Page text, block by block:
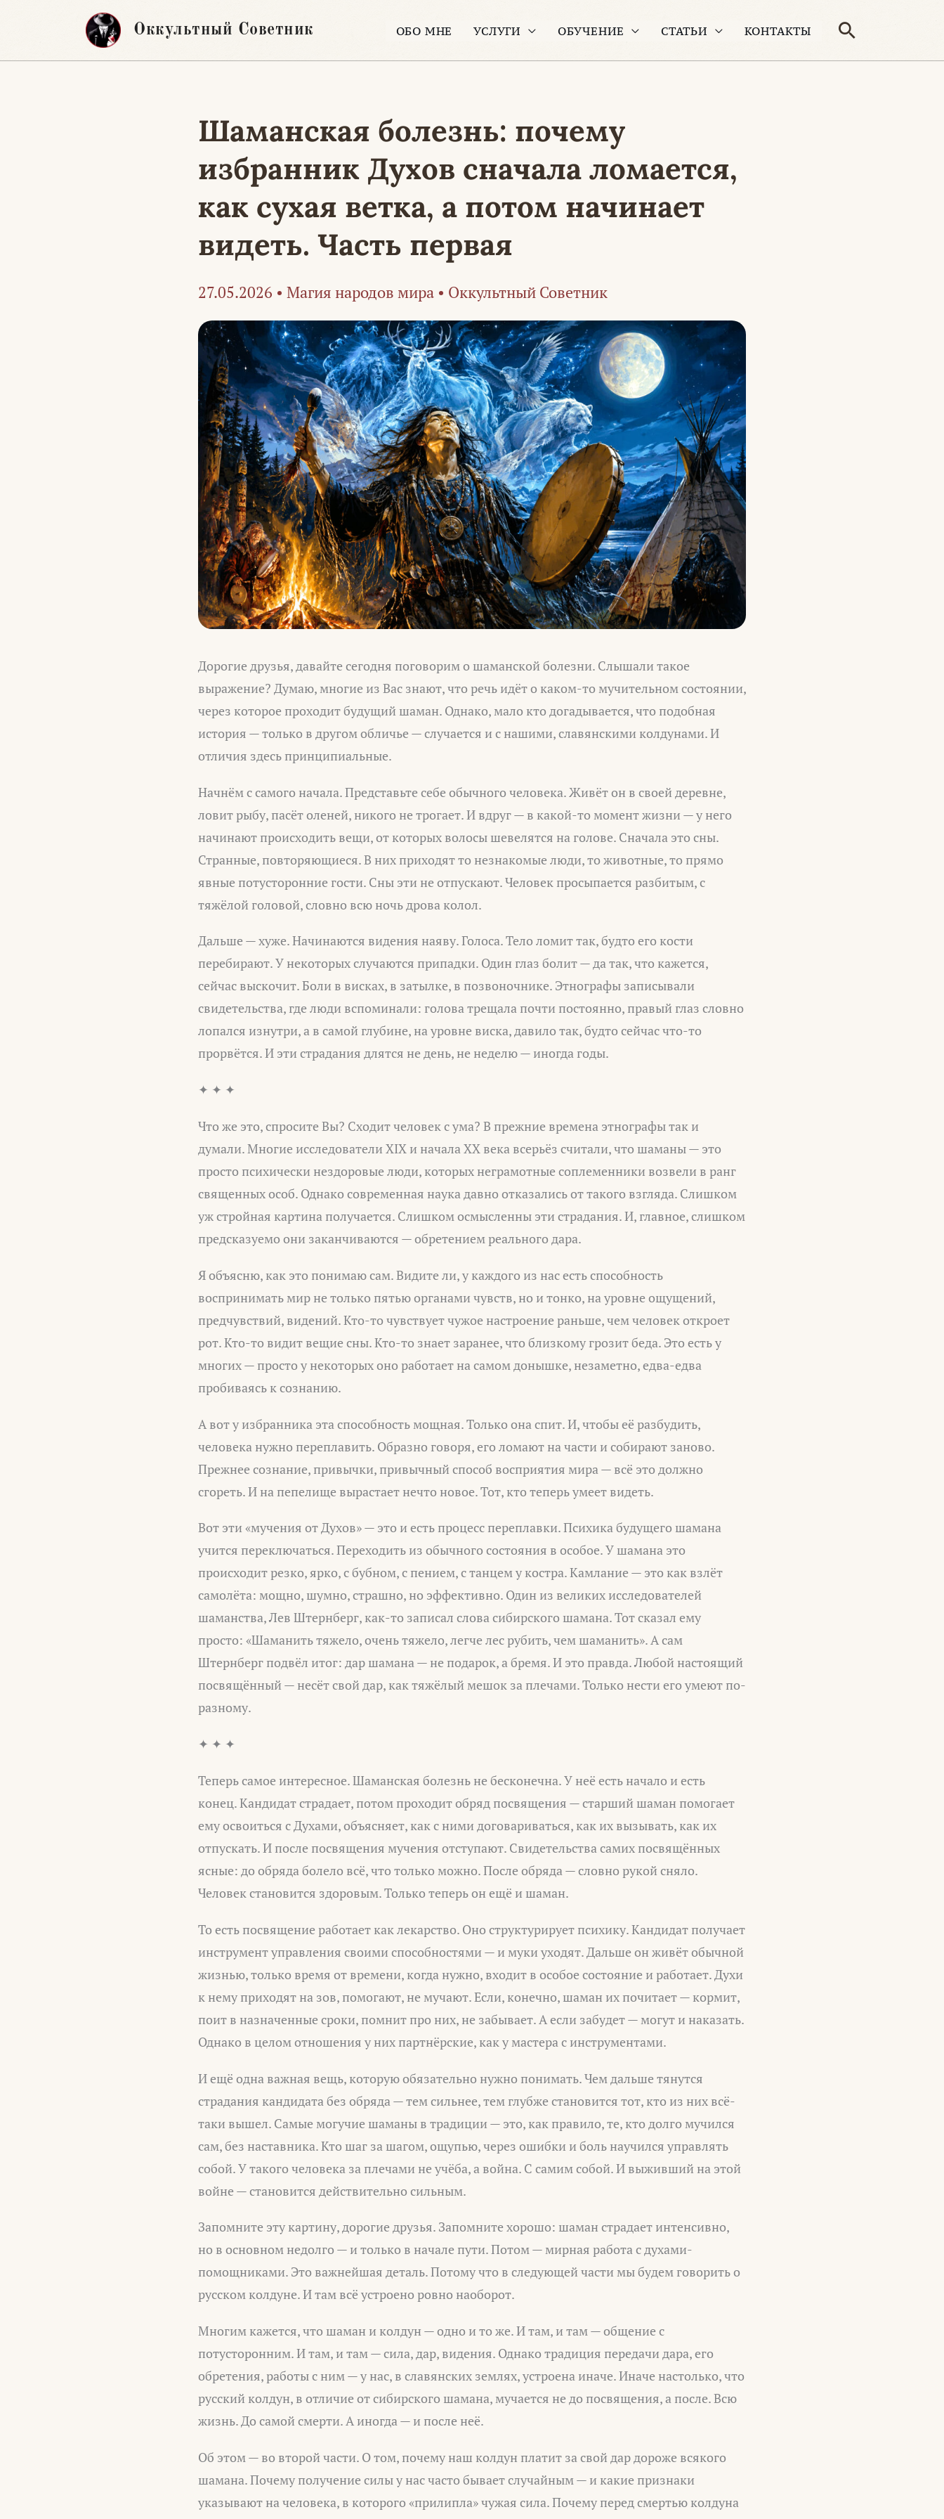
Оккультный Советник ОБО МНЕ УСЛУГИ ОБУЧЕНИЕ СТАТЬИ КОНТАКТЫ Поиск
Шаманская болезнь: почему
избранник Духов сначала ломается,
как сухая ветка, а потом начинает
видеть. Часть первая
27.05.2026 • Магия народов мира • Оккультный Советник
Дорогие друзья, давайте сегодня поговорим о шаманской болезни. Слышали такое
выражение? Думаю, многие из Вас знают, что речь идёт о каком-то мучительном состоянии,
через которое проходит будущий шаман. Однако, мало кто догадывается, что подобная
история — только в другом обличье — случается и с нашими, славянскими колдунами. И
отличия здесь принципиальные.
Начнём с самого начала. Представьте себе обычного человека. Живёт он в своей деревне,
ловит рыбу, пасёт оленей, никого не трогает. И вдруг — в какой-то момент жизни — у него
начинают происходить вещи, от которых волосы шевелятся на голове. Сначала это сны.
Странные, повторяющиеся. В них приходят то незнакомые люди, то животные, то прямо
явные потусторонние гости. Сны эти не отпускают. Человек просыпается разбитым, с
тяжёлой головой, словно всю ночь дрова колол.
Дальше — хуже. Начинаются видения наяву. Голоса. Тело ломит так, будто его кости
перебирают. У некоторых случаются припадки. Один глаз болит — да так, что кажется,
сейчас выскочит. Боли в висках, в затылке, в позвоночнике. Этнографы записывали
свидетельства, где люди вспоминали: голова трещала почти постоянно, правый глаз словно
лопался изнутри, а в самой глубине, на уровне виска, давило так, будто сейчас что-то
прорвётся. И эти страдания длятся не день, не неделю — иногда годы.
✦ ✦ ✦
Что же это, спросите Вы? Сходит человек с ума? В прежние времена этнографы так и
думали. Многие исследователи XIX и начала XX века всерьёз считали, что шаманы — это
просто психически нездоровые люди, которых неграмотные соплеменники возвели в ранг
священных особ. Однако современная наука давно отказались от такого взгляда. Слишком
уж стройная картина получается. Слишком осмысленны эти страдания. И, главное, слишком
предсказуемо они заканчиваются — обретением реального дара.
Я объясню, как это понимаю сам. Видите ли, у каждого из нас есть способность
воспринимать мир не только пятью органами чувств, но и тонко, на уровне ощущений,
предчувствий, видений. Кто-то чувствует чужое настроение раньше, чем человек откроет
рот. Кто-то видит вещие сны. Кто-то знает заранее, что близкому грозит беда. Это есть у
многих — просто у некоторых оно работает на самом донышке, незаметно, едва-едва
пробиваясь к сознанию.
А вот у избранника эта способность мощная. Только она спит. И, чтобы её разбудить,
человека нужно переплавить. Образно говоря, его ломают на части и собирают заново.
Прежнее сознание, привычки, привычный способ восприятия мира — всё это должно
сгореть. И на пепелище вырастает нечто новое. Тот, кто теперь умеет видеть.
Вот эти «мучения от Духов» — это и есть процесс переплавки. Психика будущего шамана
учится переключаться. Переходить из обычного состояния в особое. У шамана это
происходит резко, ярко, с бубном, с пением, с танцем у костра. Камлание — это как взлёт
самолёта: мощно, шумно, страшно, но эффективно. Один из великих исследователей
шаманства, Лев Штернберг, как-то записал слова сибирского шамана. Тот сказал ему
просто: «Шаманить тяжело, очень тяжело, легче лес рубить, чем шаманить». А сам
Штернберг подвёл итог: дар шамана — не подарок, а бремя. И это правда. Любой настоящий
посвящённый — несёт свой дар, как тяжёлый мешок за плечами. Только нести его умеют по-
разному.
✦ ✦ ✦
Теперь самое интересное. Шаманская болезнь не бесконечна. У неё есть начало и есть
конец. Кандидат страдает, потом проходит обряд посвящения — старший шаман помогает
ему освоиться с Духами, объясняет, как с ними договариваться, как их вызывать, как их
отпускать. И после посвящения мучения отступают. Свидетельства самих посвящённых
ясные: до обряда болело всё, что только можно. После обряда — словно рукой сняло.
Человек становится здоровым. Только теперь он ещё и шаман.
То есть посвящение работает как лекарство. Оно структурирует психику. Кандидат получает
инструмент управления своими способностями — и муки уходят. Дальше он живёт обычной
жизнью, только время от времени, когда нужно, входит в особое состояние и работает. Духи
к нему приходят на зов, помогают, не мучают. Если, конечно, шаман их почитает — кормит,
поит в назначенные сроки, помнит про них, не забывает. А если забудет — могут и наказать.
Однако в целом отношения у них партнёрские, как у мастера с инструментами.
И ещё одна важная вещь, которую обязательно нужно понимать. Чем дальше тянутся
страдания кандидата без обряда — тем сильнее, тем глубже становится тот, кто из них всё-
таки вышел. Самые могучие шаманы в традиции — это, как правило, те, кто долго мучился
сам, без наставника. Кто шаг за шагом, ощупью, через ошибки и боль научился управлять
собой. У такого человека за плечами не учёба, а война. С самим собой. И выживший на этой
войне — становится действительно сильным.
Запомните эту картину, дорогие друзья. Запомните хорошо: шаман страдает интенсивно,
но в основном недолго — и только в начале пути. Потом — мирная работа с духами-
помощниками. Это важнейшая деталь. Потому что в следующей части мы будем говорить о
русском колдуне. И там всё устроено ровно наоборот.
Многим кажется, что шаман и колдун — одно и то же. И там, и там — общение с
потусторонним. И там, и там — сила, дар, видения. Однако традиция передачи дара, его
обретения, работы с ним — у нас, в славянских землях, устроена иначе. Иначе настолько, что
русский колдун, в отличие от сибирского шамана, мучается не до посвящения, а после. Всю
жизнь. До самой смерти. А иногда — и после неё.
Об этом — во второй части. О том, почему наш колдун платит за свой дар дороже всякого
шамана. Почему получение силы у нас часто бывает случайным — и какие признаки
указывают на человека, в которого «прилипла» чужая сила. Почему перед смертью колдуна